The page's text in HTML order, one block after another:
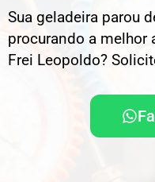
Sua geladeira parou
procurando a
Frei Leopoldo?